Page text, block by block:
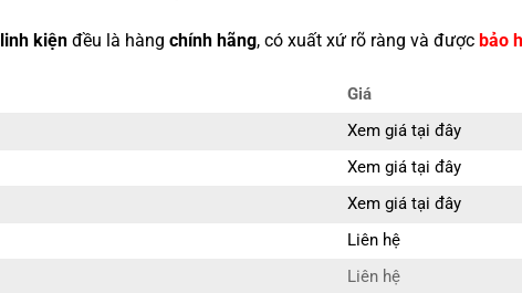
linh kiệnđều là hàng chính hãng, có xuất xứ rõ ràng và được bảo
Giá
Xem giá tại đây
Xem giá tại đây
Xem giá tại đây
Liên hệ
Liên hệ